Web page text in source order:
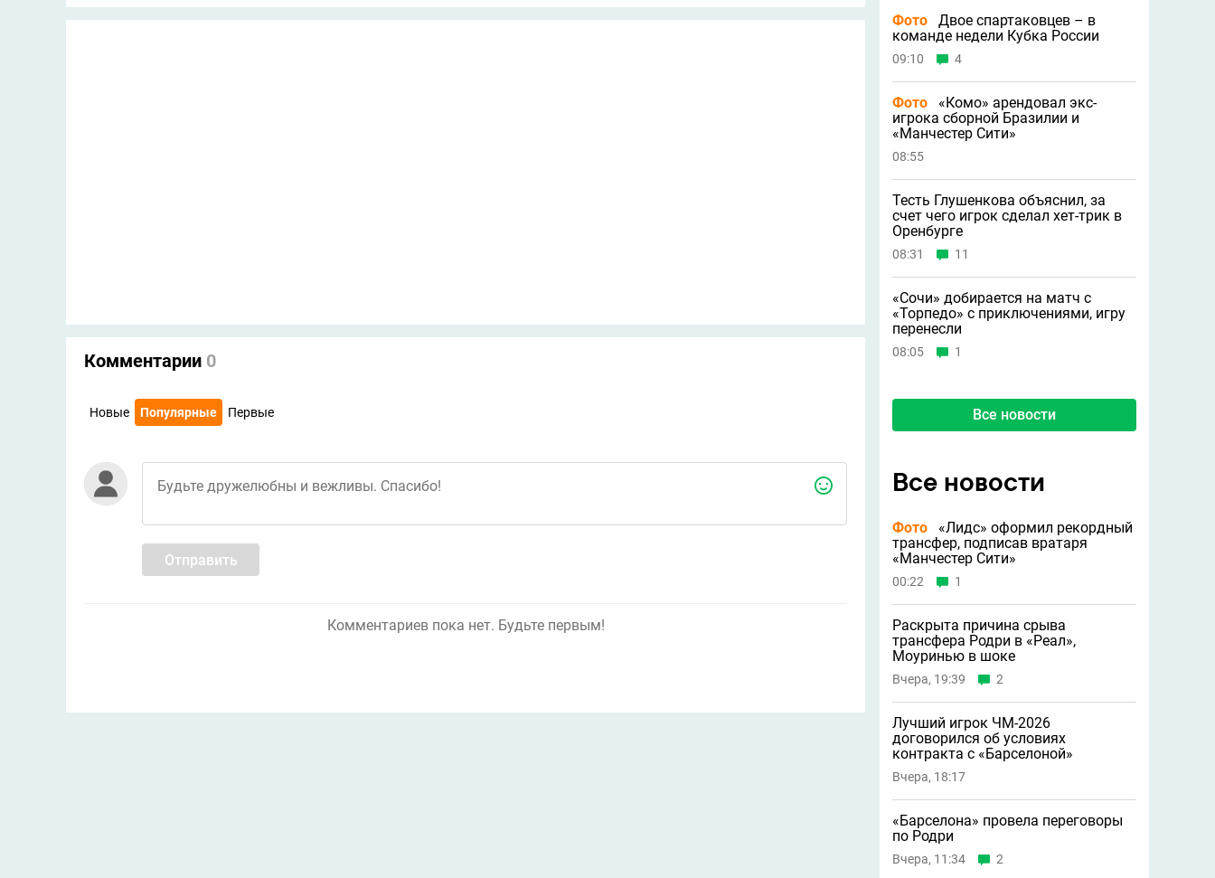
Комментарии 0
Новые Популярные Первые
Отправить
Комментариев пока нет. Будьте первым!
Фото
Двое спартаковцев – в
команде недели Кубка России
09:10 4
Фото
«Комо» арендовал экс-
игрока сборной Бразилии и
«Манчестер Сити»
08:55
Тесть Глушенкова объяснил, за
счет чего игрок сделал хет-трик в
Оренбурге
08:31 11
«Сочи» добирается на матч с
«Торпедо» с приключениями, игру
перенесли
08:05 1
Все новости
Все новости
Фото
«Лидс» оформил рекордный
трансфер, подписав вратаря
«Манчестер Сити»
00:22 1
Раскрыта причина срыва
трансфера Родри в «Реал»,
Моуринью в шоке
Вчера, 19:39 2
Лучший игрок ЧМ-2026
договорился об условиях
контракта с «Барселоной»
Вчера, 18:17
«Барселона» провела переговоры
по Родри
Вчера, 11:34 2